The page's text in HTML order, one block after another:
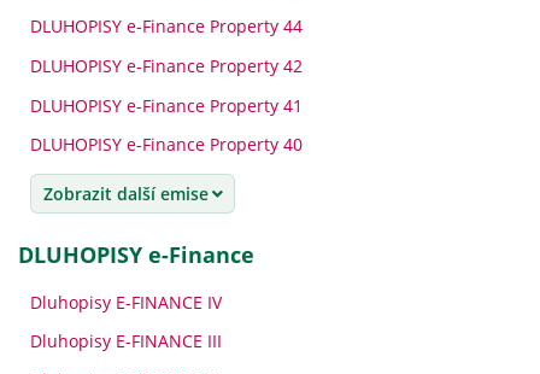
DLUHOPISY e-Finance Property 44
DLUHOPISY e-Finance Property 42
DLUHOPISY e-Finance Property 41
DLUHOPISY e-Finance Property 40
Zobrazit další emise
DLUHOPISY e-Finance
Dluhopisy E-FINANCE IV
Dluhopisy E-FINANCE III